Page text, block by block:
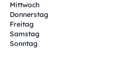
Mittwoch
Donnerstag
Freitag
Samstag
Sonntag